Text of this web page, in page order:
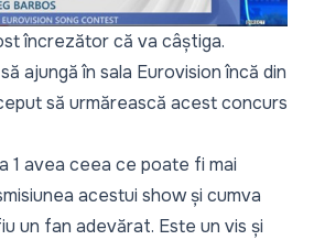
încrezător că va câștiga.
ajungă în sala Eurovision încă din
să urmărească acest concurs
1 avea ceea ce poate fi mai
acestui show și cumva
un fan adevărat. Este un vis și